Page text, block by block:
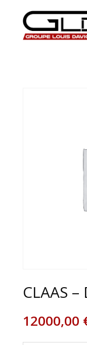
CLAAS –
12000,00